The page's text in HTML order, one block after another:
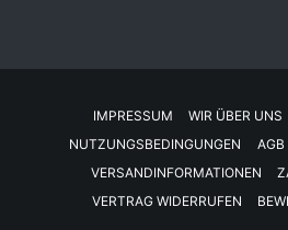
IMPRESSUM WIR ÜBER UNS
NUTZUNGSBEDINGUNGEN
AGB
VERSANDINFORMATIONEN
VERTRAG WIDERRUFEN